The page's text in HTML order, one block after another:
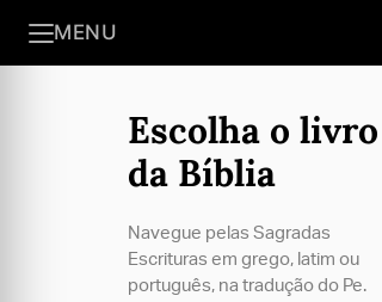
MENU
Escolha o livro
da Bíblia
Navegue pelas Sagradas
Escrituras em grego, latim ou
português, na tradução do Pe.